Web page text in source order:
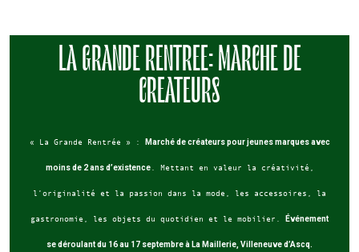
LA GRANDE RENTREE: MARCHE DE
CREATEURS
« La Grande Rentrée » : Marché de créateurs pour jeunes marques avec
moins de 2 ans d’existence. Mettant en valeur la créativité,
l’originalité et la passion dans la mode, les accessoires, la
gastronomie, les objets du quotidien et le mobilier. Événement
se déroulant du 16 au 17 septembre à La Maillerie, Villeneuve d’Ascq.